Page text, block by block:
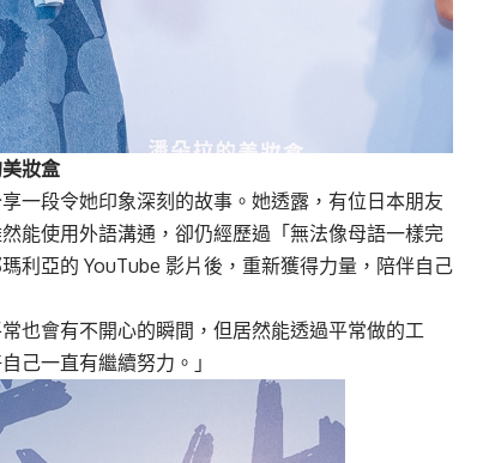
妝盒
一段令她印象深刻的故事。她透露，有位日本朋友
能使用外語溝通，卻仍經歷過「無法像母語一樣完
利亞的 YouTube 影片後，重新獲得力量，陪伴自己
也會有不開心的瞬間，但居然能透過平常做的工
己一直有繼續努力。」